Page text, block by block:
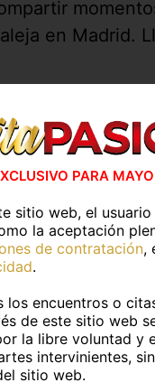
en Madrid.
PARA
sitio web, el
la aceptación
de contratación,
.
los encuentros o
de este sitio web
la libre voluntad y
intervinientes,
sitio web.